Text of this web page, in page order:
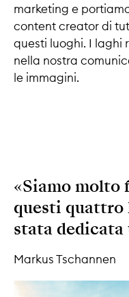
marketing e
content creator di
questi luoghi. I laghi
nella nostra
le immagini.
«Siamo molto
questi
stata dedicata
Markus Tschannen